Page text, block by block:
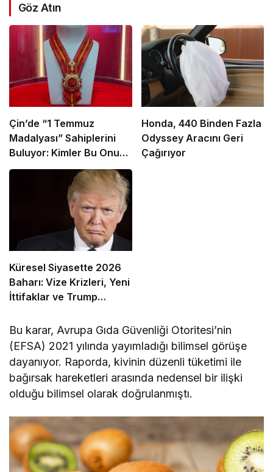
Göz Atın
Çin’de “1 Temmuz
Madalyası” Sahiplerini
Buluyor: Kimler Bu Onura
Layık Görüldü?
Honda, 440 Binden Fazla
Odyssey Aracını Geri
Çağırıyor
Küresel Siyasette 2026
Baharı: Vize Krizleri, Yeni
İttifaklar ve Trump
Bu karar, Avrupa Gıda Güvenliği Otoritesi’nin
(EFSA) 2021 yılında yayımladığı bilimsel görüşe
dayanıyor. Raporda, kivinin düzenli tüketimi ile
bağırsak hareketleri arasında nedensel bir ilişki
olduğu bilimsel olarak doğrulanmıştı.